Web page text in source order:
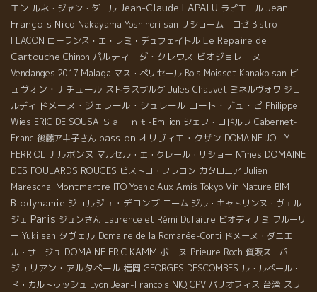
エン ルネ・ジャン・ダール Jean-Claude LAPALU ラピエール Jean
François Nicq Nakayama Yoshinori san リショーム ロゼ Bistro
FLACON ローランス・エ・レミ・デュフェイトル Le Repaire de
Cartouche Chinon パルティーダ・クレウス ビオジョレーヌ
Vendanges 2017 Malaga マス・ぺリセール Bois Moisset Kanako san ビ
ュヴォン・ナチュール ストラスブルグ Jules Chauvet ミネルヴォワ ジョ
ルディ ドメーヌ・ジェラール・シュレール コート・デュ・ピ Philippe
Wies ERIC DE SOUSA Ｓａｉｎｔ-Emilion シェフ・ロドルフ Cabernet-
Franc 後藤アキ子さん passion オリヴィエ・クザン DOMAINE JOLLY
FERRIOL ナルボンヌ マルセル・エ・クレール・リショー Nîmes DOMAINE
DES FOULARDS ROUGES ビストロ・フラコン カタロニア Julien
Mareschal Montmartre ITO Yoshio Aux Amis Tokyo Vin Nature BIM
Biodynamie ジョルジュ・デコンブ ニーム ジル・キャトリンヌ・ヴェル
ジェ Paris ジュンさん Laurence et Rémi Dufaitre ビオディナミ フルーリ
ー Yuki san タヴェル Domaine de la Romanée-Conti ドメーヌ・ダニエ
ル・サージュ DOMAINE ERIC KAMM ボーヌ Prieure Roch 質販スーパー
ジュリアン・アルタベール 福岡 GEORGES DESCOMBES ル・ルペール・
ド・カルトゥッシュ Lyon Jean-Francois NIQ CPV パリオフィス 台湾 スリ